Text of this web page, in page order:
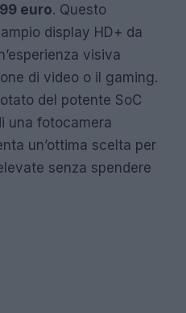
99 euro. Questo
display HD+ da
visiva
di video o il gaming.
del potente SoC
una fotocamera
un’ottima scelta per
senza spendere